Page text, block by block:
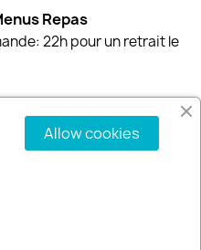
Repas
22h pour un retrait le
Allow cookies